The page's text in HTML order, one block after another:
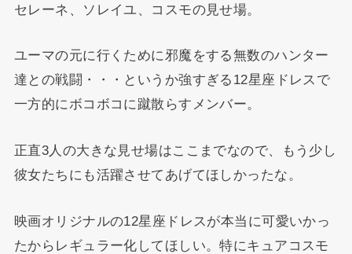
セレーネ、ソレイユ、コスモの見せ場。
ユーマの元に行くために邪魔をする無数のハンター
達との戦闘・・・というか強すぎる12星座ドレスで
一方的にボコボコに蹴散らすメンバー。
正直3人の大きな見せ場はここまでなので、もう少し
彼女たちにも活躍させてあげてほしかったな。
映画オリジナルの12星座ドレスが本当に可愛いかっ
たからレギュラー化してほしい。特にキュアコスモ